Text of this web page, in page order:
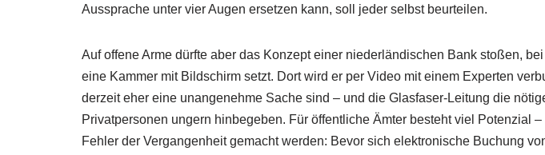
Aussprache unter vier Augen ersetzen kann, soll jeder selbst beurteilen.
Auf offene Arme dürfte aber das Konzept einer niederländischen Bank stoßen,
eine Kammer mit Bildschirm setzt. Dort wird er per Video mit einem Experten
derzeit eher eine unangenehme Sache sind – und die Glasfaser-Leitung die
Privatpersonen ungern hinbegeben. Für öffentliche Ämter besteht viel Potenzial
Fehler der Vergangenheit gemacht werden: Bevor sich elektronische Buchung